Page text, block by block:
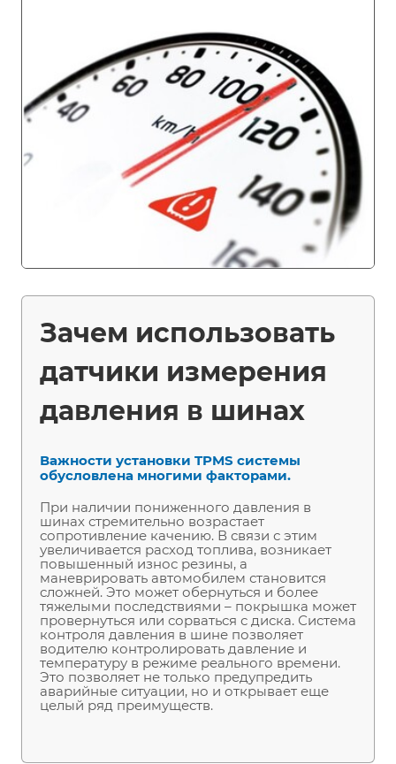
Зачем использовать
датчики измерения
давления в шинах
Важности установки TPMS системы
обусловлена многими факторами.
При наличии пониженного давления в
шинах стремительно возрастает
сопротивление качению. В связи с этим
увеличивается расход топлива, возникает
повышенный износ резины, а
маневрировать автомобилем становится
сложней. Это может обернуться и более
тяжелыми последствиями – покрышка может
провернуться или сорваться с диска. Система
контроля давления в шине позволяет
водителю контролировать давление и
температуру в режиме реального времени.
Это позволяет не только предупредить
аварийные ситуации, но и открывает еще
целый ряд преимуществ.